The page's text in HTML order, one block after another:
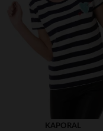
TAILLES
S
KAPORAL